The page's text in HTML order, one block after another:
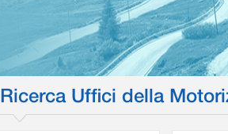
Ricerca Uffici della